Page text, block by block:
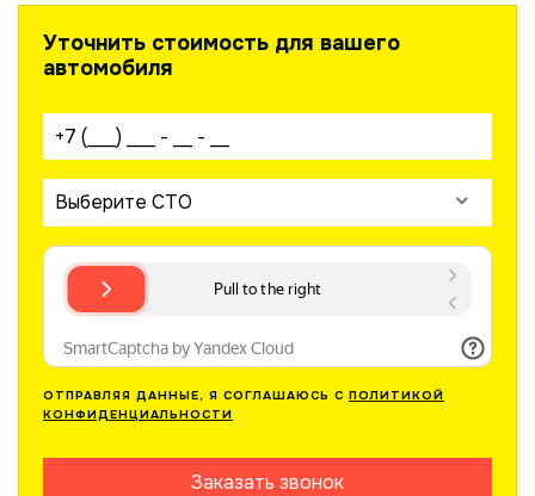
Уточнить стоимость для вашего
автомобиля
Ваш телефон:
Выберите СТО
ОТПРАВЛЯЯ ДАННЫЕ, Я СОГЛАШАЮСЬ С ПОЛИТИКОЙ
КОНФИДЕНЦИАЛЬНОСТИ
Заказать звонок